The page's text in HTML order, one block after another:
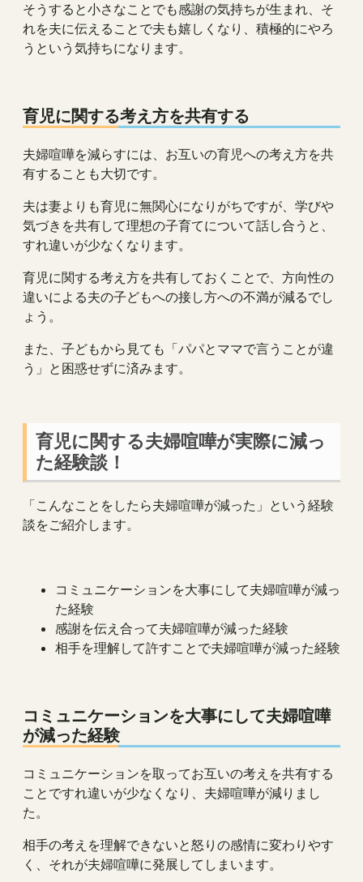
そうすると小さなことでも感謝の気持ちが生まれ、そ
れを夫に伝えることで夫も嬉しくなり、積極的にやろ
うという気持ちになります。
育児に関する考え方を共有する
夫婦喧嘩を減らすには、お互いの育児への考え方を共
有することも大切です。
夫は妻よりも育児に無関心になりがちですが、学びや
気づきを共有して理想の子育てについて話し合うと、
すれ違いが少なくなります。
育児に関する考え方を共有しておくことで、方向性の
違いによる夫の子どもへの接し方への不満が減るでし
ょう。
また、子どもから見ても「パパとママで言うことが違
う」と困惑せずに済みます。
育児に関する夫婦喧嘩が実際に減っ
た経験談！
「こんなことをしたら夫婦喧嘩が減った」という経験
談をご紹介します。
コミュニケーションを大事にして夫婦喧嘩が減っ
た経験
感謝を伝え合って夫婦喧嘩が減った経験
相手を理解して許すことで夫婦喧嘩が減った経験
コミュニケーションを大事にして夫婦喧嘩
が減った経験
コミュニケーションを取ってお互いの考えを共有する
ことですれ違いが少なくなり、夫婦喧嘩が減りまし
た。
相手の考えを理解できないと怒りの感情に変わりやす
く、それが夫婦喧嘩に発展してしまいます。